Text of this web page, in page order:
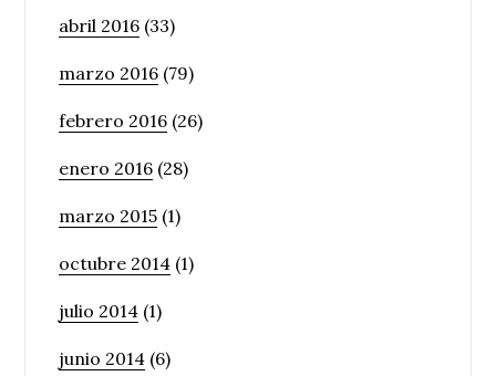
abril 2016 (33)
marzo 2016 (79)
febrero 2016 (26)
enero 2016 (28)
marzo 2015 (1)
octubre 2014 (1)
julio 2014 (1)
junio 2014 (6)